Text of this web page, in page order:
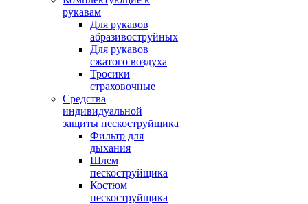
рукавам
Для рукавов
абразивоструйных
Для рукавов
сжатого воздуха
Тросики
страховочные
Средства
индивидуальной
защиты пескоструйщика
Фильтр для
дыхания
Шлем
пескоструйщика
Костюм
пескоструйщика